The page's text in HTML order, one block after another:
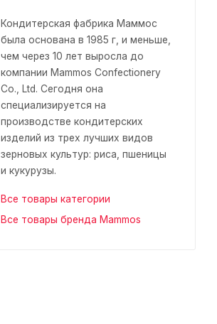
Кондитерская фабрика Маммос
была основана в 1985 г, и меньше,
чем через 10 лет выросла до
компании Mammos Confectionery
Co., Ltd. Сегодня она
специализируется на
производстве кондитерских
изделий из трех лучших видов
зерновых культур: риса, пшеницы
и кукурузы.
Все товары категории
Все товары бренда Mammos